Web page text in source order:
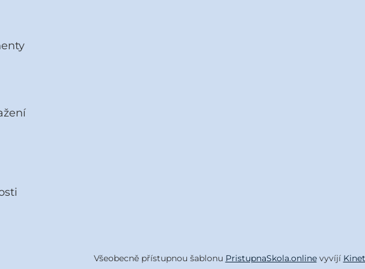
Všeobecně přístupnou šablonu PristupnaSkola.onlinevyvíjí Kinet